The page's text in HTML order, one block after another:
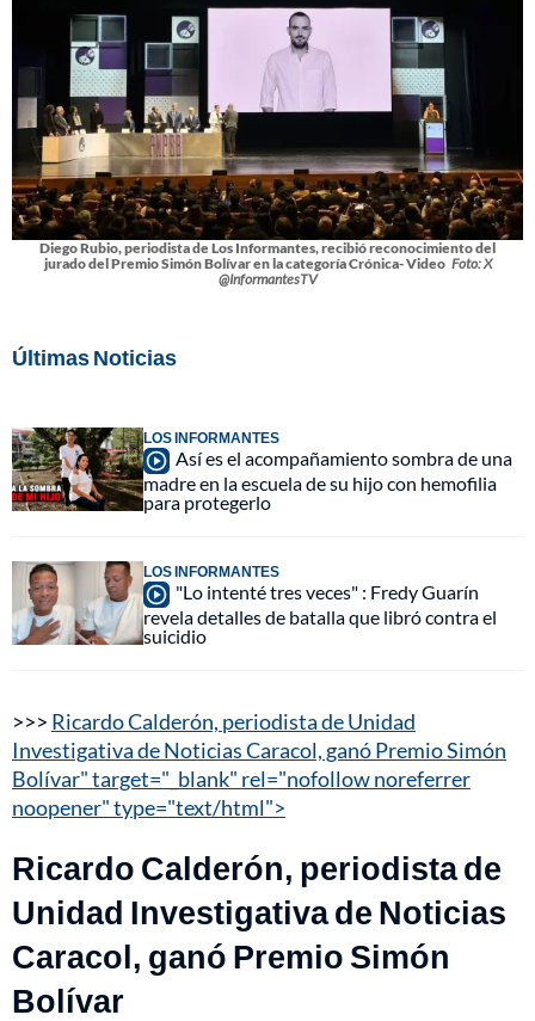
Diego Rubio, periodista de Los Informantes, recibió reconocimiento del
jurado del Premio Simón Bolívar en la categoría Crónica- Video Foto: X
@InformantesTV
Últimas Noticias
LOS INFORMANTES
Así es el acompañamiento sombra de una
madre en la escuela de su hijo con hemofilia
para protegerlo
LOS INFORMANTES
"Lo intenté tres veces" : Fredy Guarín
revela detalles de batalla que libró contra el
suicidio
>>> Ricardo Calderón, periodista de Unidad
Investigativa de Noticias Caracol, ganó Premio Simón
Bolívar" target="_blank" rel="nofollow noreferrer
noopener" type="text/html">
Ricardo Calderón, periodista de
Unidad Investigativa de Noticias
Caracol, ganó Premio Simón
Bolívar